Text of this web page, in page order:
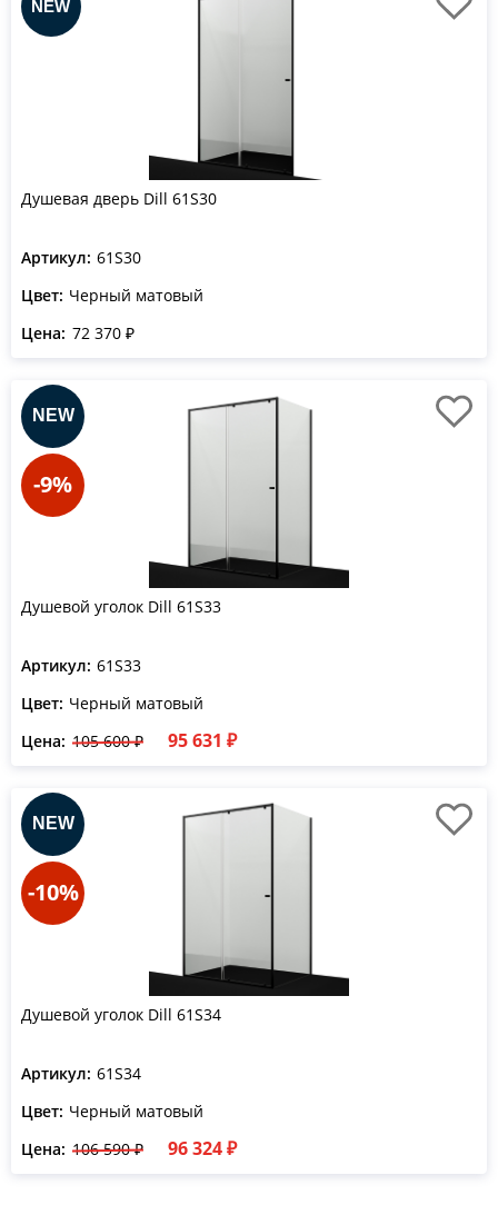
Душевая дверь Dill 61S30
Артикул: 61S30
Цвет: Черный матовый
Цена: 72 370 ₽
-9%
Душевой уголок Dill 61S33
Артикул: 61S33
Цвет: Черный матовый
Цена: 105 600 ₽ 95 631 ₽
-10%
Душевой уголок Dill 61S34
Артикул: 61S34
Цвет: Черный матовый
Цена: 106 590 ₽ 96 324 ₽